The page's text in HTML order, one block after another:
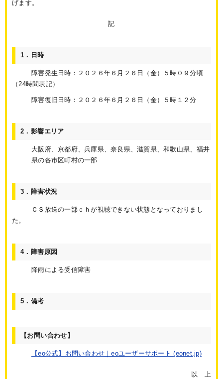
げます。
記
1．日時
障害発生日時：２０２６年６月２６日（金）５時０９分頃
（24時間表記）
障害復旧日時：２０２６年６月２６日（金）５時１２分
2．影響エリア
大阪府、京都府、兵庫県、奈良県、滋賀県、和歌山県、福井
県の各市区町村の一部
3．障害状況
ＣＳ放送の一部ｃｈが視聴できない状態となっておりまし
た。
4．障害原因
降雨による受信障害
5．備考
【お問い合わせ】
【eo公式】お問い合わせ｜eoユーザーサポート (eonet.jp)
以 上